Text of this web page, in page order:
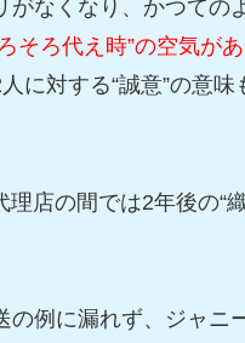
がなくなり、かつての
そろ代え時”の空気があ
に対する“誠意”の意
店の間では2年後の“
の例に漏れず、ジャニ